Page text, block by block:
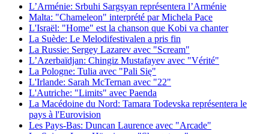
L’Arménie: Srbuhi Sargsyan représentera l’Arménie
Malta: "Chameleon" interprété par Michela Pace
L'Israël: "Home" est la chanson que Kobi va chanter
La Suède: Le Melodifestivalen a pris fin
La Russie: Sergey Lazarev avec "Scream"
L’Azerbaïdjan: Chingiz Mustafayev avec "Vérité"
La Pologne: Tulia avec "Pali Się"
L'Irlande: Sarah McTernan avec "22"
L'Autriche: "Limits" avec Paenda
La Macédoine du Nord: Tamara Todevska représentera le
pays à l'Eurovision
Les Pays-Bas: Duncan Laurence avec "Arcade"